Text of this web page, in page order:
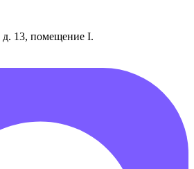
д. 13, помещение I.